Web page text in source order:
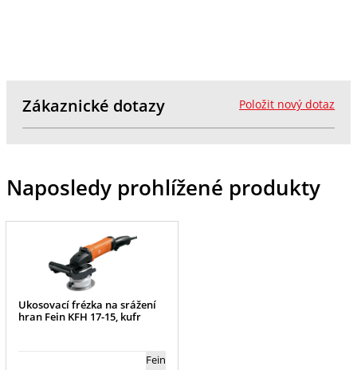
Položit nový dotaz
Zákaznické dotazy
Naposledy prohlížené produkty
Ukosovací frézka na srážení
hran Fein KFH 17-15, kufr
Fein